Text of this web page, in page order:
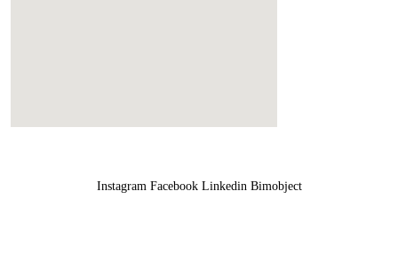
Instagram Facebook Linkedin Bimobject